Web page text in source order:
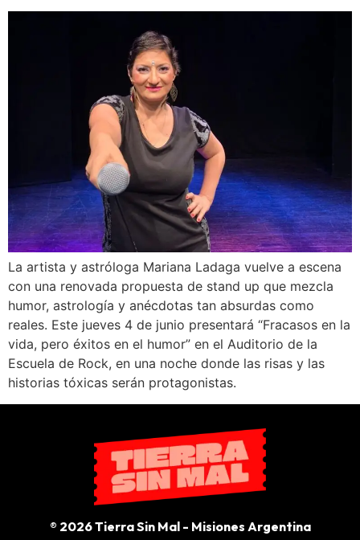
La artista y astróloga Mariana Ladaga vuelve a escena
con una renovada propuesta de stand up que mezcla
humor, astrología y anécdotas tan absurdas como
reales. Este jueves 4 de junio presentará “Fracasos en la
vida, pero éxitos en el humor” en el Auditorio de la
Escuela de Rock, en una noche donde las risas y las
historias tóxicas serán protagonistas.
® 2026 Tierra Sin Mal - Misiones Argentina